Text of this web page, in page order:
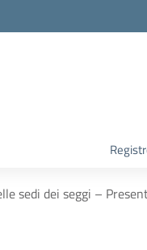
sedi dei seggi –